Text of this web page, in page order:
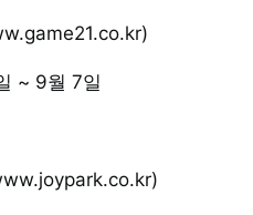
~ 9월 7일